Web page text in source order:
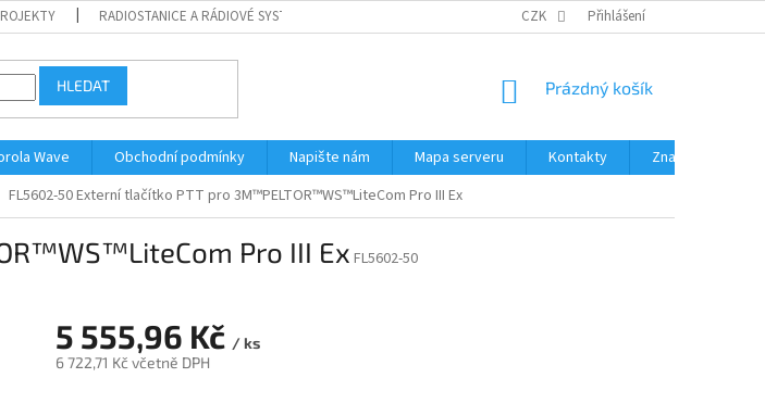
RADIOSTANICE A RÁDIOVÉ SYSTÉMY PŘÍSLUŠENSTVÍ RUČNÍ RADIOSTANICE PŮJČOVNA
CZK Přihlášení
HLEDAT
NÁKUPNÍ
Prázdný košík
Wave Obchodní podmínky Napište nám Mapa serveru Kontakty
Značky
FL5602-50 Externí tlačítko PTT pro 3M™PELTOR™WS™LiteCom Pro III Ex
Pro III Ex FL5602-50
5 555,96 Kč / ks
6 722,71 Kč včetně DPH